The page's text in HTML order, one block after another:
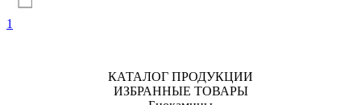
1
КАТАЛОГ ПРОДУКЦИИ
ИЗБРАННЫЕ ТОВАРЫ